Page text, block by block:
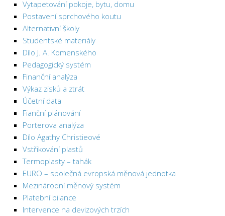
Vytapetování pokoje, bytu, domu
Postavení sprchového koutu
Alternativní školy
Studentské materiály
Dílo J. A. Komenského
Pedagogický systém
Finanční analýza
Výkaz zisků a ztrát
Účetní data
Fianční plánování
Porterova analýza
Dílo Agathy Christieové
Vstřikování plastů
Termoplasty – tahák
EURO – společná evropská měnová jednotka
Mezinárodní měnový systém
Platební bilance
Intervence na devizových trzích